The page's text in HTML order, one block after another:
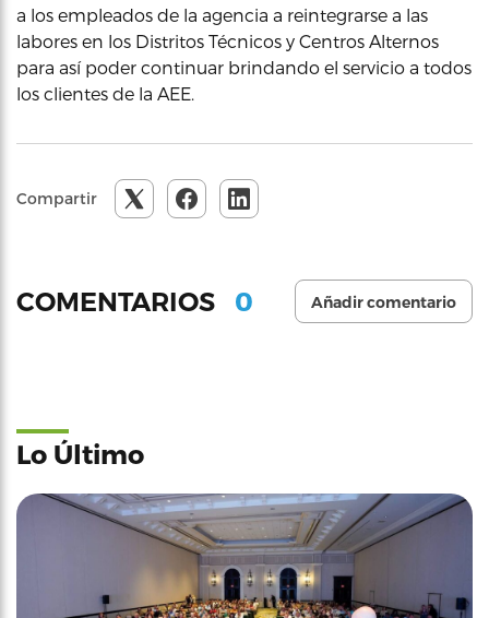
a los empleados de la agencia a reintegrarse a las
labores en los Distritos Técnicos y Centros Alternos
para así poder continuar brindando el servicio a todos
los clientes de la AEE.
Compartir
COMENTARIOS 0 Añadir comentario
Lo Último